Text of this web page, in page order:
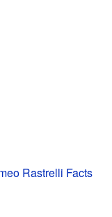
Rastrelli Facts